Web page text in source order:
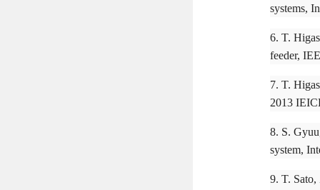
systems,
6. T.
feeder,
7. T.
2013
8. S.
system,
9. T.